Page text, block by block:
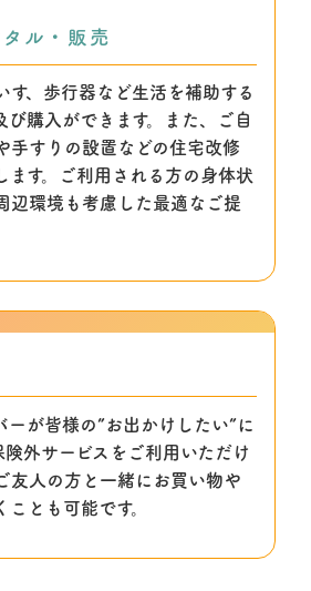
ル・販売
す、歩行器など生活を補助する
び購入ができます。また、ご自
手すりの設置などの住宅改修
ます。ご利用される方の身体状
辺環境も考慮した最適なご提
ーが皆様の”お出かけしたい”に
険外サービスをご利用いただけ
友人の方と一緒にお買い物や
とも可能です。